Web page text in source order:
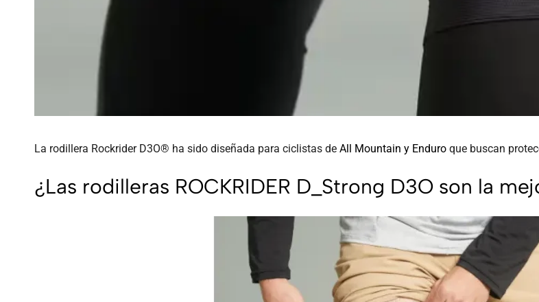
La rodillera Rockrider D3O® ha sido diseñada para ciclistas de All Mountain y Enduro que buscan
¿Las rodilleras ROCKRIDER D_Strong D3O son la